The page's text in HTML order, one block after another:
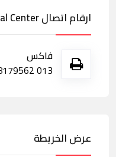
ارقام اتصال Shifa Al Dammam Medical Center
فاكس
013 8179562
عرض الخريطة